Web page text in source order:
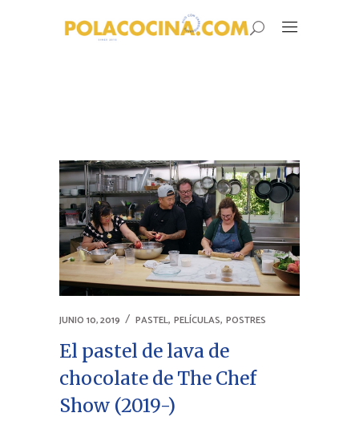
JUNIO 10, 2019 PASTEL, PELÍCULAS, POSTRES
El pastel de lava de
chocolate de The Chef
Show (2019-)